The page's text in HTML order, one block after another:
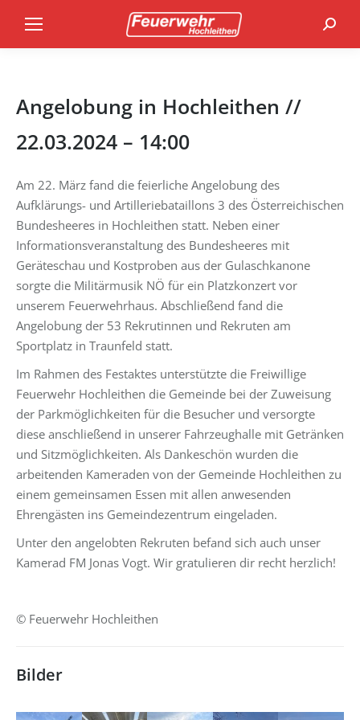
Angelobung in Hochleithen //
22.03.2024 – 14:00
Am 22. März fand die feierliche Angelobung des
Aufklärungs- und Artilleriebataillons 3 des Österreichischen
Bundesheeres in Hochleithen statt. Neben einer
Informationsveranstaltung des Bundesheeres mit
Geräteschau und Kostproben aus der Gulaschkanone
sorgte die Militärmusik NÖ für ein Platzkonzert vor
unserem Feuerwehrhaus. Abschließend fand die
Angelobung der 53 Rekrutinnen und Rekruten am
Sportplatz in Traunfeld statt.
Im Rahmen des Festaktes unterstützte die Freiwillige
Feuerwehr Hochleithen die Gemeinde bei der Zuweisung
der Parkmöglichkeiten für die Besucher und versorgte
diese anschließend in unserer Fahrzeughalle mit Getränken
und Sitzmöglichkeiten. Als Dankeschön wurden die
arbeitenden Kameraden von der Gemeinde Hochleithen zu
einem gemeinsamen Essen mit allen anwesenden
Ehrengästen ins Gemeindezentrum eingeladen.
Unter den angelobten Rekruten befand sich auch unser
Kamerad FM Jonas Vogt. Wir gratulieren dir recht herzlich!
© Feuerwehr Hochleithen
Bilder